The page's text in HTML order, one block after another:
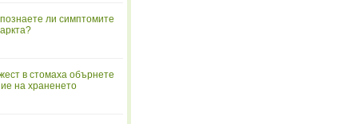
ли симптомите
в стомаха обърнете
на храненето